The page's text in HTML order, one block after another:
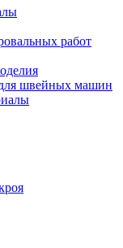
работ
швейных машин